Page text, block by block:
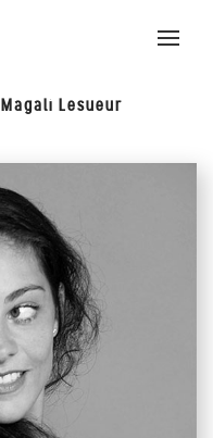
Toggle
Magali Lesueur